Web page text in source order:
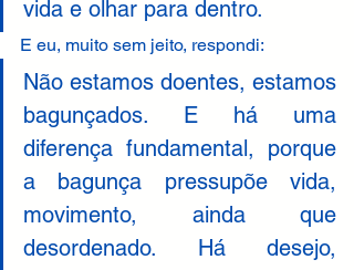
vida e olhar para dentro.
E eu, muito sem jeito, respondi:
Não estamos doentes, estamos
bagunçados. E há uma
diferença fundamental, porque
a bagunça pressupõe vida,
movimento, ainda que
desordenado. Há desejo,